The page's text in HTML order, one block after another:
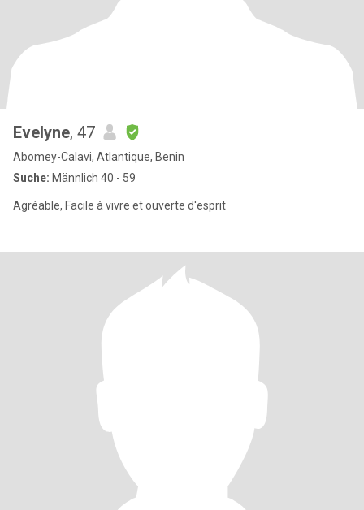
Evelyne, 47
Abomey-Calavi, Atlantique, Benin
Suche: Männlich 40 - 59
Agréable, Facile à vivre et ouverte d'esprit